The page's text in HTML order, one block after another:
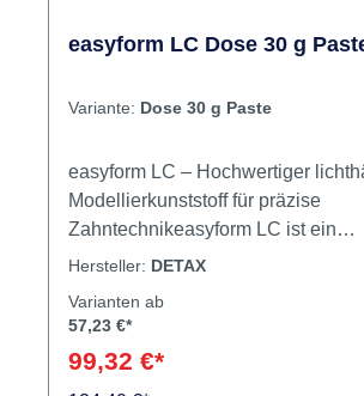
easyform LC Dose 30 g
Variante: Dose 30 g Paste
easyform LC – Hochwertiger
Modellierkunststoff für präzise
Zahntechnikeasyform LC ist ein
gebrauchsfertiger
Zahntechnik entwickelt wurde.
verbrennt selbst bei größeren
Hersteller: DETAX
Varianten ab
57,23 €*
99,32 €*